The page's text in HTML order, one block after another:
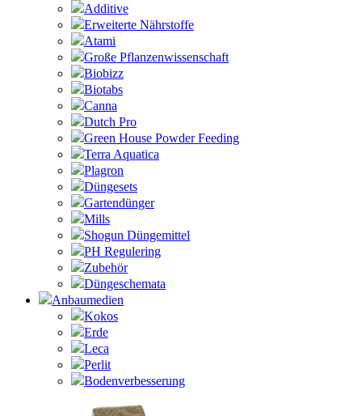
Additive
Erweiterte Nährstoffe
Atami
Große Pflanzenwissenschaft
Biobizz
Biotabs
Canna
Dutch Pro
Green House Powder Feeding
Terra Aquatica
Plagron
Düngesets
Gartendünger
Mills
Shogun Düngemittel
PH Regulering
Zubehör
Düngeschemata
Anbaumedien
Kokos
Erde
Leca
Perlit
Bodenverbesserung